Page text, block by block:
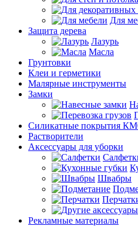
Для
Защита дерева
Лазурь
Масла
Грунтовки
Клеи и герметики
Малярные инструменты
Замки
Силикатные покрытия
Растворители
Аксессуары для уборки
Швабры
Рекламные материалы